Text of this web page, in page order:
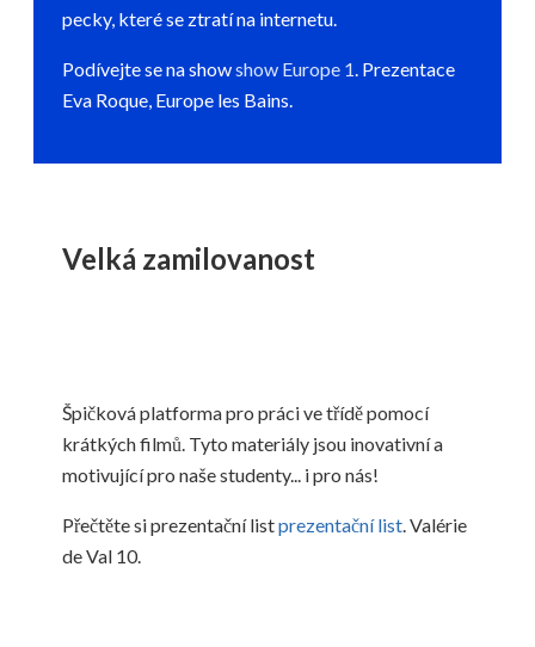
pecky, které se ztratí na internetu.
Podívejte se na showshow Europe 1. Prezentace
Eva Roque, Europe les Bains.
Velká zamilovanost
Špičková platforma pro práci ve třídě pomocí
krátkých filmů. Tyto materiály jsou inovativní a
motivující pro naše studenty... i pro nás!
Přečtěte si prezentační listprezentační list. Valérie
de Val 10.